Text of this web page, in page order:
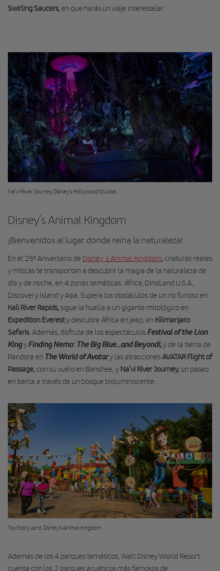
Swirling Saucers,en que harás un viaje interestelar.
Na’vi River Journey, Disney’s Hollywood Studios
Disney’s Animal Kingdom
¡Bienvenidos al lugar donde reina la naturaleza!
En el 25º Aniversario de Disney´s Animal Kingdom,criaturas reales
y míticas te transportan a descubrir la magia de la naturaleza de
día y de noche, en 4 zonas temáticas: África, DinoLand U.S.A.,
Discovery Island y Asia. Supera los obstáculos de un río furioso en
Kali River Rapids,sigue la huella a un gigante mitológico en
Expedition Everesty descubre África en jeep, en Kilimanjaro
Safaris.Además, disfruta de los espectáculosFestival of the Lion
KingyFinding Nemo: The Big Blue...and Beyond!,y de la tierra de
Pandora en The World of Avatary las atraccionesAVATAR Flight of
Passage,con su vuelo en Banshee, y Na’vi River Journey, un paseo
en barca a través de un bosque bioluminiscente.
Toy Story Land, Disney’s Animal Kingdom
Además de los 4 parques temáticos, Walt Disney World Resort
cuenta con los 2 parques acuáticos más famosos de